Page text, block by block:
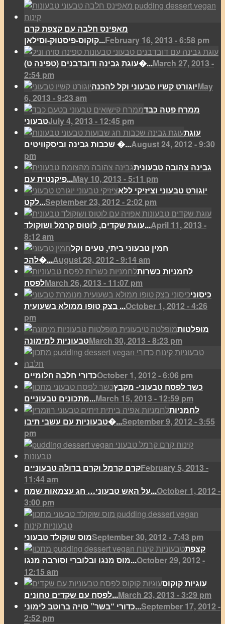
מאפינס חלבה עם קצפת קרם
קוקוס-פיסטוק-וסילאן...February 16, 2013 - 6:58 pm
(עוגת גבינה ודובדבנים (טפינה ט�...March 27, 2013 -
2:54 pm
יוגורט קשיו טבעוני וקל להכנהMay
6, 2013 - 9:23 am
ממרח פטה כבד
טבעוניJuly 4, 2013 - 12:45 pm
עוגת
שכבות גבינה וביסקוויטים �...August 24, 2012 - 9:30
pm
גבינה צהובה טבעונית
פיקנטית עם...May 10, 2013 - 5:11 pm
יוגורט טבעוני וציזיקי ללא
לקט...September 23, 2012 - 2:02 pm
עוגת שקדים, לוטוס קרמל ושוקולד...April 11, 2013 -
8:12 am
חמין טבעוני ביתי, טעים וקל
להכ�...August 29, 2012 - 9:14 am
לחמניות כשרות
לפסחMarch 26, 2013 - 11:07 pm
כיסוני
בצק טופו ממולא בשעועית ...October 1, 2012 - 4:26
pm
מופלטות
טבעוניות למימונהMarch 30, 2013 - 8:23 pm
כדורי חלבה חלומייםOctober 1, 2012 - 6:06 pm
כשר לפסח טבעוני- מקבץ
מתכונים טבעוניים...March 15, 2013 - 12:59 pm
לחמניות
טבעוניות עם עשבי תיבו�...September 9, 2012 - 3:55
pm
קרם קרמל וקרם ברולה טבעונייםFebruary 5, 2013 -
11:44 am
על האש טבעוני… חג עצמאות שמח...October 1, 2012 -
3:00 pm
מוס שוקולד טבעוניSeptember 30, 2012 - 7:43 pm
קצפת
מוס מנגו ובלוברי וסורבה מנגו...October 29, 2012 -
12:15 am
עוגיות קוקוס
לפסח עם שקדים טחונים...March 23, 2013 - 3:29 pm
כדורי “בשר” סויה ברוטב לימוני...September 17, 2012 -
2:52 pm